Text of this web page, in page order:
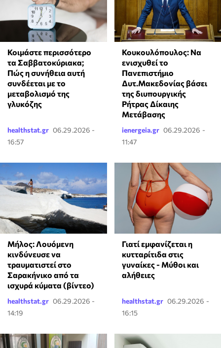
Κοιμάστε περισσότερο
τα Σαββατοκύριακα;
Πώς η συνήθεια αυτή
συνδέεται με το
μεταβολισμό της
γλυκόζης
healthstat.gr 06.29.2026 -
16:57
Κουκουλόπουλος: Να
ενισχυθεί το
Πανεπιστήμιο
Δυτ.Μακεδονίας βάσει
της διυπουργικής
Ρήτρας Δίκαιης
Μετάβασης
ienergeia.gr 06.29.2026 -
11:47
Μήλος: Λουόμενη
κινδύνευσε να
τραυματιστεί στο
Σαρακήνικο από τα
ισχυρά κύματα (βίντεο)
healthstat.gr 06.29.2026 -
14:19
Γιατί εμφανίζεται η
κυτταρίτιδα στις
γυναίκες - Μύθοι και
αλήθειες
healthstat.gr 06.29.2026 -
16:15